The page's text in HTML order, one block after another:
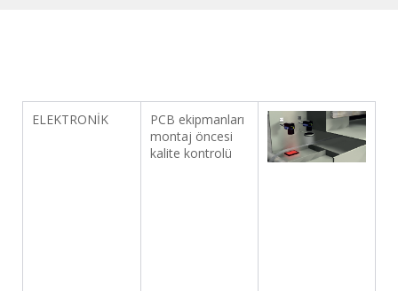
ELEKTRONİK
PCB ekipmanları
montaj öncesi
kalite kontrolü